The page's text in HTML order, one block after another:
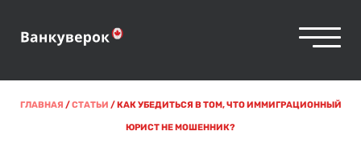
ГЛАВНАЯ /СТАТЬИ /КАК УБЕДИТЬСЯ В ТОМ, ЧТО ИММИГРАЦИОННЫЙ
ЮРИСТ НЕ МОШЕННИК?